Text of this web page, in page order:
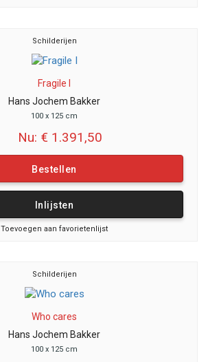
Schilderijen
Fragile I
Hans Jochem Bakker
100 x 125 cm
Nu: € 1.391,50
Bestellen
Inlijsten
Toevoegen aan favorietenlijst
Schilderijen
Who cares
Hans Jochem Bakker
100 x 125 cm